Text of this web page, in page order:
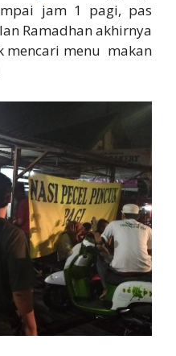
jam 1 pagi, pas
Ramadhan akhirnya
mencari menu makan